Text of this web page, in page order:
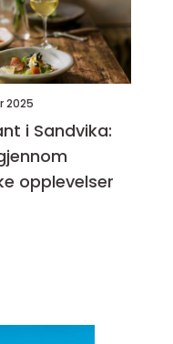
2025
i Sandvika:
opplevelser